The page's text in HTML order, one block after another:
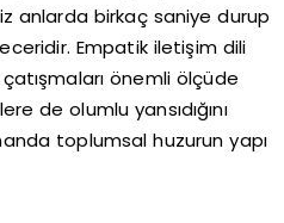
anlarda birkaç saniye durup
Empatik iletişim dili
önemli ölçüde
de olumlu yansıdığını
toplumsal huzurun yapı